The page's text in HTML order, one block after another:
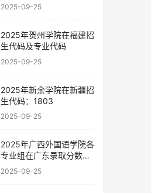
2025-09-25
2025年贺州学院在福建招
生代码及专业代码
2025-09-25
2025年新余学院在新疆招
生代码：1803
2025-09-25
2025年广西外国语学院各
专业组在广东录取分数线
及位次
2025-09-25